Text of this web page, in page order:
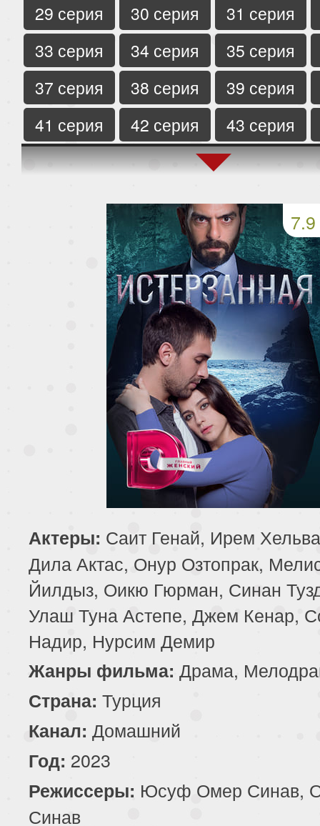
29 серия
30 серия
31 серия
33 серия
34 серия
35 серия
37 серия
38 серия
39 серия
41 серия
42 серия
43 серия
45 серия
46 серия
47 серия
50 серия
51 серия
54 серия
55 серия
58 серия
59 серия
62 серия
63 серия
66 серия
67 серия
70 серия
71 серия
74 серия
75 серия
78 серия
79 серия
82 серия
83 серия
85 серия
86 серия
87 серия
89 серия
90 серия
91 серия
93 серия
94 серия
95 серия
97 серия
98 серия
101 серия
102 серия 103 серия
105 серия
106 серия
109 серия
113 серия
114 серия 115 серия
7.9
Актеры: Саит Генай, Ирем
Дила Актас, Онур Озтопрак,
Йилдыз, Оикю Гюрман, Синан
Улаш Туна Астепе, Джем Кенар,
Надир, Нурсим Демир
Жанры фильма: Драма,
Страна: Турция
Канал: Домашний
Год: 2023
Режиссеры: Юсуф Омер Синав,
Синав